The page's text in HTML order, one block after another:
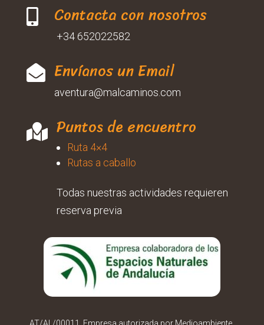
 Contacta con nosotros
+34 652022582
 Envíanos un Email
aventura@malcaminos.com
 Puntos de encuentro
Ruta 4×4
Rutas a caballo
Todas nuestras actividades requieren
reserva previa